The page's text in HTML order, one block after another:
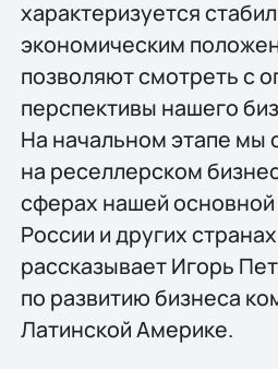
характеризуется
экономическим
позволяют смотреть с
перспективы нашего
На начальном этапе мы
на реселлерском
сферах нашей основной
России и других
рассказывает Игорь
по развитию бизнеса
Латинской Америке.